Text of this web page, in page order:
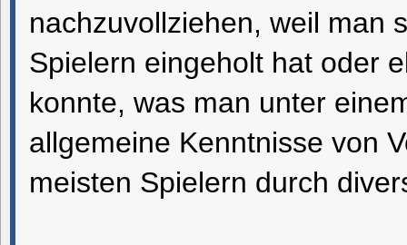
nachzuvollziehen, weil man
Spielern eingeholt hat oder
konnte, was man unter
allgemeine Kenntnisse von
meisten Spielern durch